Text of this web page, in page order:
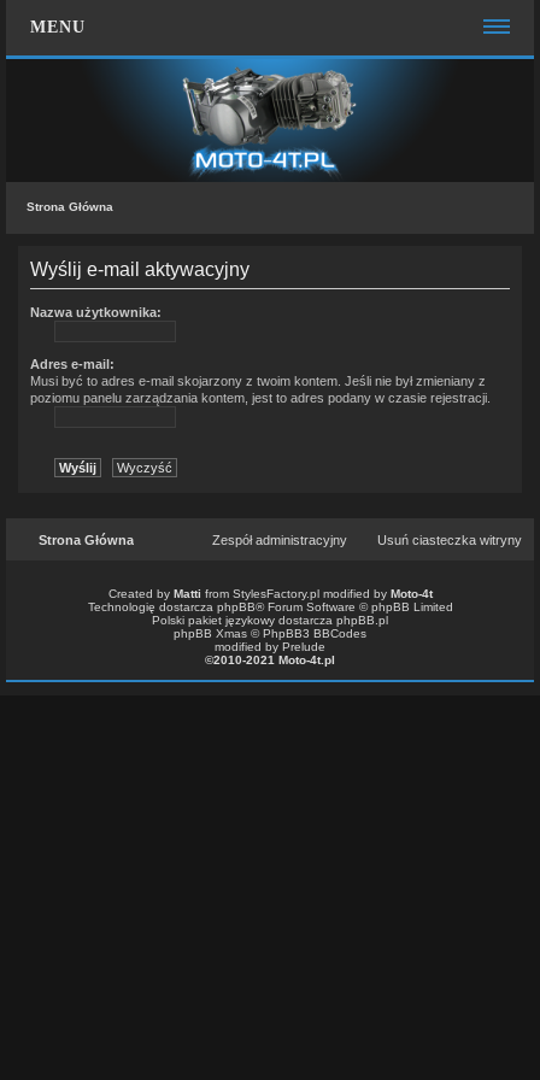
MENU
Zespół administracyjny
FAQ
MOTO CHAT
ZALOGUJ SIĘ
KONTAKT Z NAMI
Strona Główna
Wyślij e-mail aktywacyjny
Nazwa użytkownika:
Adres e-mail:
Musi być to adres e-mail skojarzony z twoim kontem. Jeśli nie był zmieniany z
poziomu panelu zarządzania kontem, jest to adres podany w czasie rejestracji.
Strona Główna Usuń ciasteczka witryny
Zespół administracyjny
Created by Matti from StylesFactory.plmodified by Moto-4t
Technologię dostarcza phpBB® Forum Software © phpBB Limited
Polski pakiet językowy dostarcza phpBB.pl
phpBB Xmas ©PhpBB3 BBCodes
modified by Prelude
©2010-2021 Moto-4t.pl